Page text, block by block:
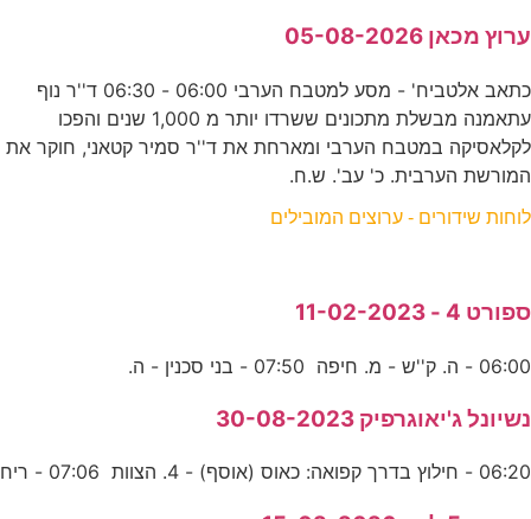
ערוץ מכאן 05-08-2026
כתאב אלטביח' - מסע למטבח הערבי 06:00 - 06:30 ד''ר נוף
עתאמנה מבשלת מתכונים ששרדו יותר מ 1,000 שנים והפכו
לקלאסיקה במטבח הערבי ומארחת את ד''ר סמיר קטאני, חוקר את
המורשת הערבית. כ' עב'. ש.ח.
לוחות שידורים - ערוצים המובילים
ספורט 4 - 11-02-2023
06:00 - ה. ק''ש - מ. חיפה 07:50 - בני סכנין - ה.
נשיונל ג'יאוגרפיק 30-08-2023
06:20 - חילוץ בדרך קפואה: כאוס (אוסף) - 4. הצוות 07:06 - ריח